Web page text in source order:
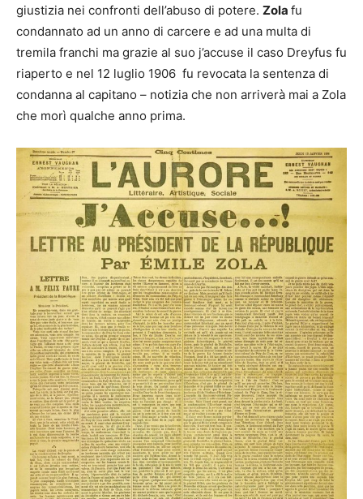
giustizia nei confronti dell’abuso di potere. Zola fu
condannato ad un anno di carcere e ad una multa di
tremila franchi ma grazie al suo j’accuse il caso Dreyfus fu
riaperto e nel 12 luglio 1906 fu revocata la sentenza di
condanna al capitano – notizia che non arriverà mai a Zola
che morì qualche anno prima.